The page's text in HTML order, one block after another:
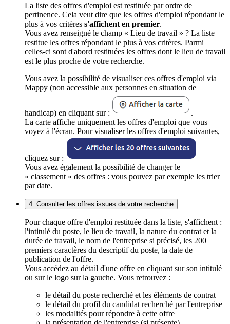
La liste des offres d'emploi est restituée par ordre de
pertinence. Cela veut dire que les offres d'emploi répondant le
plus à vos critères s'affichent en premier.
Vous avez renseigné le champ « Lieu de travail » ? La liste
restitue les offres répondant le plus à vos critères. Parmi
celles-ci sont d'abord restituées les offres dont le lieu de travail
est le plus proche de votre recherche.
Vous avez la possibilité de visualiser ces offres d'emploi via
Mappy (non accessible aux personnes en situation de
handicap) en cliquant sur :
.
La carte affiche uniquement les offres d'emploi que vous
voyez à l'écran. Pour visualiser les offres d'emploi suivantes,
cliquez sur :
Vous avez également la possibilité de changer le
« classement » des offres : vous pouvez par exemple les trier
par date.
4. Consulter les offres issues de votre recherche
Pour chaque offre d'emploi restituée dans la liste, s'affichent :
l'intitulé du poste, le lieu de travail, la nature du contrat et la
durée de travail, le nom de l'entreprise si précisé, les 200
premiers caractères du descriptif du poste, la date de
publication de l'offre.
Vous accédez au détail d'une offre en cliquant sur son intitulé
ou sur le logo sur la gauche. Vous retrouvez :
le détail du poste recherché et les éléments de contrat
le détail du profil du candidat recherché par l'entreprise
les modalités pour répondre à cette offre